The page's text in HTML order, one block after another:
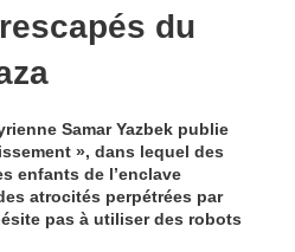
du
Samar Yazbek publie
», dans lequel des
enfants de l’enclave
atrocités perpétrées par
pas à utiliser des robots